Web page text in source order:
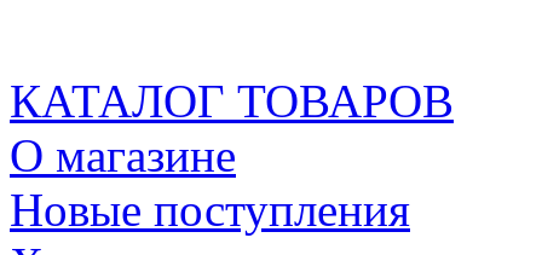
КАТАЛОГ ТОВАРОВ
О магазине
Новые поступления